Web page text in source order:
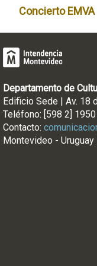
Concierto EMVA
Departamento de
Edificio Sede | Av. 18
Teléfono: [598 2]
Contacto:
Montevideo -